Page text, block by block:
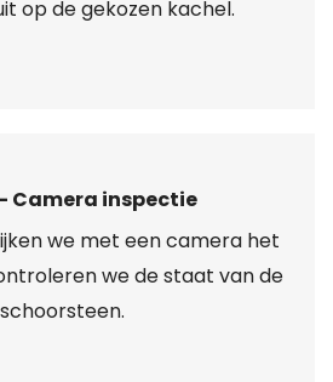
op de gekozen kachel.
Camera inspectie
we met een camera het
we de staat van de
schoorsteen.